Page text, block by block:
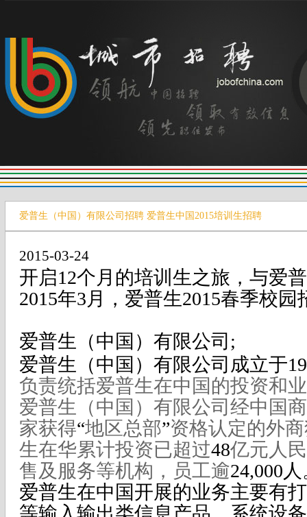
爱普生（中国）有限公司招聘 爱普生中国2015培训生招聘
2015-03-24
开启12个月的培训生之旅，与爱
2015年3月 ， 爱普生2015春季校
爱普生（中国）有限公司;
爱普生（中国）有限公司成立于
负责统括爱普生在中国的投资和
爱普生（中国）有限公司经中国
家获得“地区总部”资格认定的外
生在华累计投资已超过48亿元人
售及服务等机构，员工逾24,000
爱普生在中国开展的业务主要有